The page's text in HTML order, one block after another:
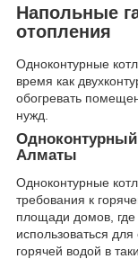
Напольные
отопления
Одноконтурные
время как
обогревать
нужд.
Одноконтурный
Алматы
Одноконтурные
требования к
площади домов, где
использоваться
горячей водой в